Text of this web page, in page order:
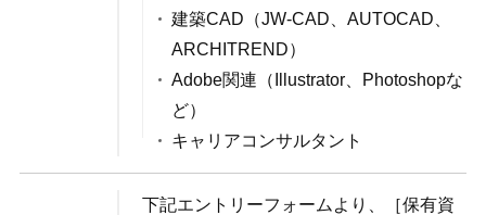
建築CAD（JW-CAD、AUTOCAD、
ARCHITREND）
Adobe関連（Illustrator、Photoshopな
ど）
キャリアコンサルタント
下記エントリーフォームより、［保有資